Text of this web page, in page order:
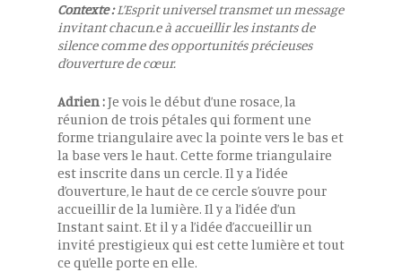
Contexte :L’Esprit universel transmet un message
invitant chacun.e à accueillir les instants de
silence comme des opportunités précieuses
d’ouverture de cœur.
Adrien :Je vois le début d’une rosace, la
réunion de trois pétales qui forment une
forme triangulaire avec la pointe vers le bas et
la base vers le haut. Cette forme triangulaire
est inscrite dans un cercle. Il y a l’idée
d’ouverture, le haut de ce cercle s’ouvre pour
accueillir de la lumière. Il y a l’idée d’un
Instant saint. Et il y a l’idée d’accueillir un
invité prestigieux qui est cette lumière et tout
ce qu’elle porte en elle.